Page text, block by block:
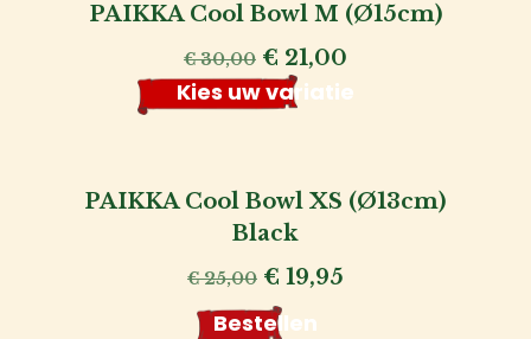
PAIKKA Cool Bowl M (Ø15cm)
€30,00 Oorspronkelijke
prijs
was:
€ 21,00Huidige
prijs
Kies uw variatie
PAIKKA Cool Bowl XS (Ø13cm)
Black
€25,00 Oorspronkelijke
prijs
€ 19,95Huidige
Bestellen